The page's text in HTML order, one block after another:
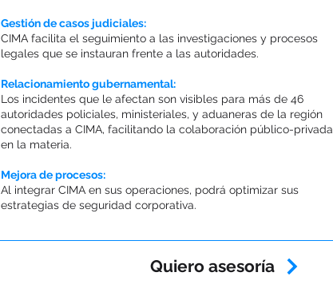
Gestión de casos judiciales:
CIMA facilita el seguimiento a las investigaciones y procesos
legales que se instauran frente a las autoridades.
Relacionamiento gubernamental:
Los incidentes que le afectan son visibles para más de 46
autoridades policiales, ministeriales, y aduaneras de la región
conectadas a CIMA, facilitando la colaboración público-privada
en la materia.
Mejora de procesos:
Al integrar CIMA en sus operaciones, podrá optimizar sus
estrategias de seguridad corporativa.
Quiero asesoría